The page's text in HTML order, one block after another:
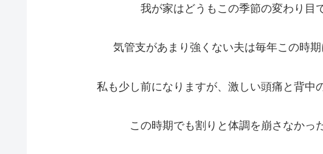
我が家はどうもこの季節の変わり目
気管支があまり強くない夫は毎年この時期
私も少し前になりますが、激しい頭痛と背中
この時期でも割りと体調を崩さなかっ